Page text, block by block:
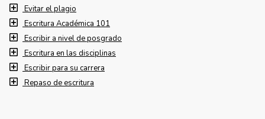
Evitar el plagio
Escritura Académica 101
Escribir a nivel de posgrado
Escritura en las disciplinas
Escribir para su carrera
Repaso de escritura